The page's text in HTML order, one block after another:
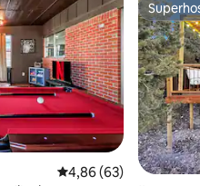
Prosječna ocjena:
4,86 (63)